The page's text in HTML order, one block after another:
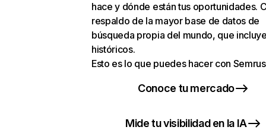
hace y dónde están tus oportunidades.
respaldo de la mayor base de datos de
búsqueda propia del mundo, que
históricos.
Esto es lo que puedes hacer con
Conoce tu mercado
Mide tu visibilidad en la IA